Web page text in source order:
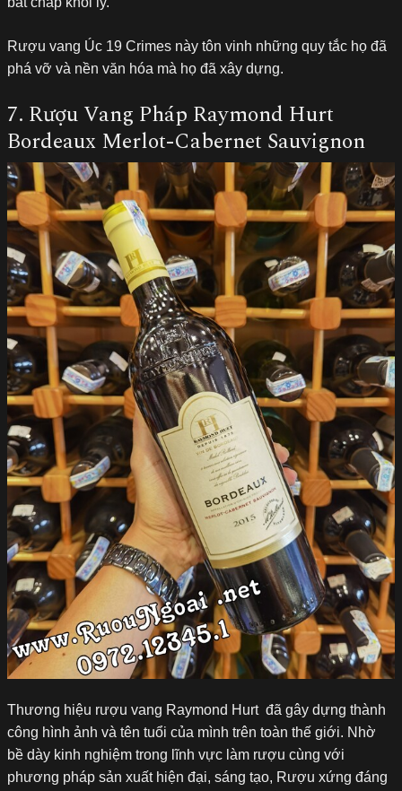
Rượu vang Úc 19 Crimes này tôn vinh những quy tắc họ đã
phá vỡ và nền văn hóa mà họ đã xây dựng.
7. Rượu Vang Pháp Raymond Hurt
Bordeaux Merlot-Cabernet Sauvignon
Thương hiệu rượu vang Raymond Hurt đã gây dựng thành
công hình ảnh và tên tuổi của mình trên toàn thế giới. Nhờ
bề dày kinh nghiệm trong lĩnh vực làm rượu cùng với
phương pháp sản xuất hiện đại, sáng tạo, Rượu xứng đáng